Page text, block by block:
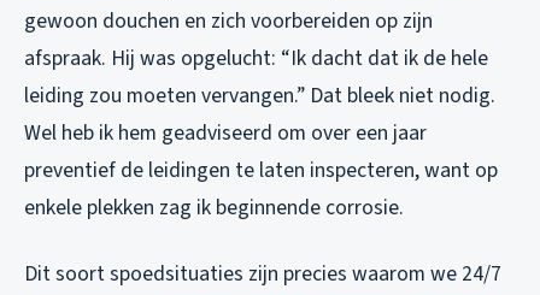
gewoon douchen en zich voorbereiden op zijn
afspraak. Hij was opgelucht: “Ik dacht dat ik de hele
leiding zou moeten vervangen.” Dat bleek niet nodig.
Wel heb ik hem geadviseerd om over een jaar
preventief de leidingen te laten inspecteren, want op
enkele plekken zag ik beginnende corrosie.
Dit soort spoedsituaties zijn precies waarom we 24/7